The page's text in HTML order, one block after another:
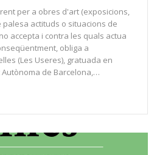
per a obres d'art (exposicions,
palesa actituds o situacions de
accepta i contra les quals actua
obliga a
(Les Useres), gratuada en
de Barcelona,…